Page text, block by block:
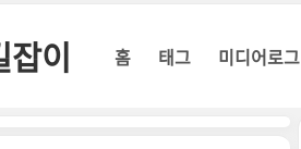
잡이 홈 태그 미디어로그